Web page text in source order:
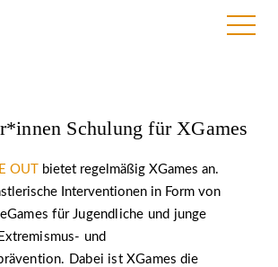
Schulung für XGames
OUT
bietet regelmäßig XGames an.
Interventionen in Form von
für Jugendliche und junge
und
Dabei ist XGamesdie